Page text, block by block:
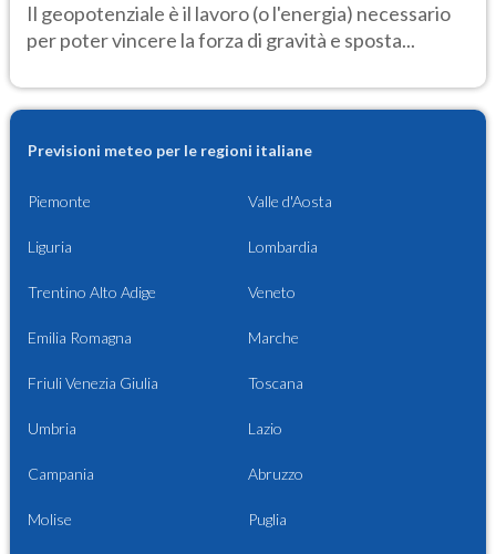
Il geopotenziale è il lavoro (o l'energia) necessario
per poter vincere la forza di gravità e sposta...
Previsioni meteo per le regioni italiane
Piemonte Valle d'Aosta
Liguria Lombardia
Trentino Alto Adige Veneto
Emilia Romagna Marche
Friuli Venezia Giulia Toscana
Umbria Lazio
Campania Abruzzo
Molise Puglia